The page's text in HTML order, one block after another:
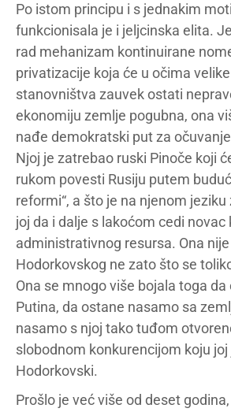
Po istom principu i s jednakim
funkcionisala je i jeljcinska elita.
rad mehanizam kontinuirane
privatizacije koja će u očima
stanovništva zauvek ostati
ekonomiju zemlje pogubna, ona
nađe demokratski put za
Njoj je zatrebao ruski Pinoče koji
rukom povesti Rusiju putem
reformi“, a što je na njenom
joj da i dalje s lakoćom cedi novac
administrativnog resursa. Ona
Hodorkovskog ne zato što se
Ona se mnogo više bojala toga da
Putina, da ostane nasamo sa
nasamo s njoj tako tuđom
slobodnom konkurencijom koju
Hodorkovski.
Prošlo je već više od deset